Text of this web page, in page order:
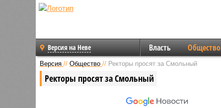
Версия на Неве Власть Общество
Версия // Общество // Ректоры просят за Смольный
Ректоры просят за Смольный